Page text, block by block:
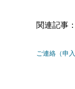
関連記事：
ご連絡（申